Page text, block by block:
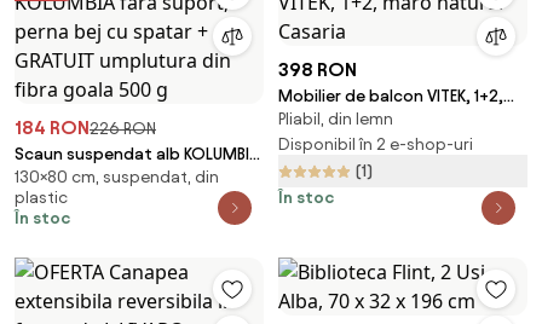
184 RON226 RON
Scaun suspendat alb KOLUMBIA
fara suport, perna bej cu
spatar + GRATUIT umplutura din
fibra goala 500 g
130×80 cm, suspendat, din
plastic
În stoc
398 RON
Mobilier de balcon VITEK, 1+2,
maro natural Casaria
Pliabil, din lemn
Disponibil în 2 e-shop-uri
(1)
În stoc